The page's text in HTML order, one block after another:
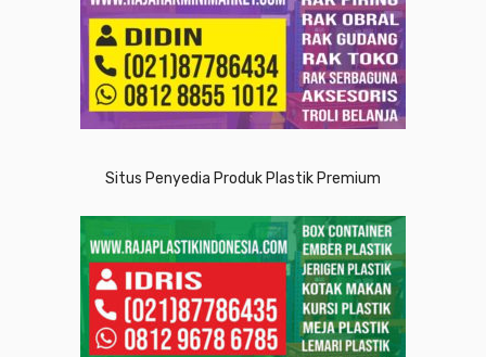
Situs Penyedia Produk Plastik Premium